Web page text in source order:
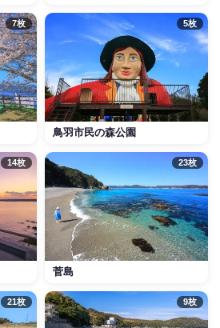
7枚 5枚
鳥羽市民の森公園
14枚 23枚
菅島
21枚 9枚